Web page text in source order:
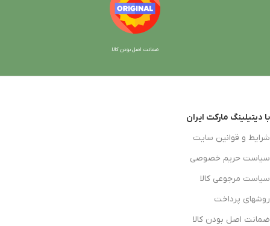
ضمانت اصل بودن کالا
با دیتیلینگ مارکت ایران
شرایط و قوانین سایت
سیاست حریم خصوصی
سیاست مرجوعی کالا
روشهای پرداخت
ضمانت اصل بودن کالا